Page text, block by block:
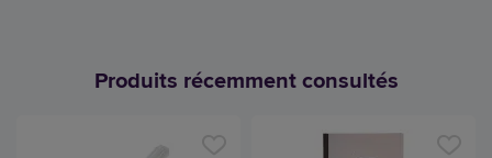
Produits récemment consultés